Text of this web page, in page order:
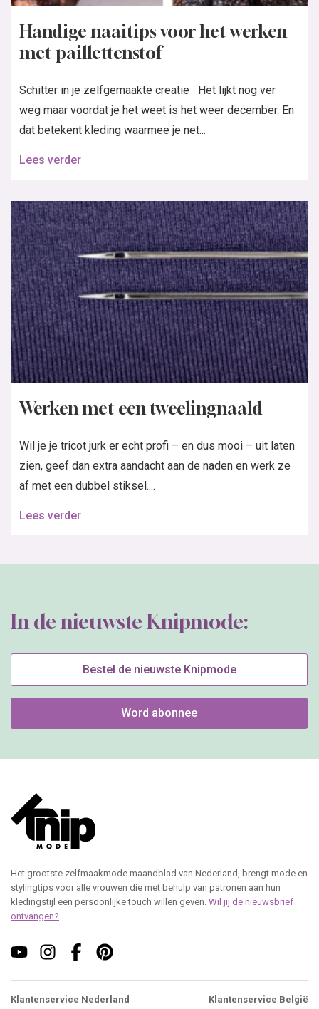
Handige naaitips voor het werken
met paillettenstof
Schitter in je zelfgemaakte creatie Het lijkt nog ver
weg maar voordat je het weet is het weer december. En
dat betekent kleding waarmee je net...
Lees verder
Werken met een tweelingnaald
Wil je je tricot jurk er echt profi – en dus mooi – uit laten
zien, geef dan extra aandacht aan de naden en werk ze
af met een dubbel stiksel....
Lees verder
In de nieuwste Knipmode:
Bestel de nieuwste Knipmode
Word abonnee
Het grootste zelfmaakmode maandblad van Nederland, brengt mode en
stylingtips voor alle vrouwen die met behulp van patronen aan hun
kledingstijl een persoonlijke touch willen geven. Wil jij de nieuwsbrief
ontvangen?
Klantenservice Nederland
Klantenservice België